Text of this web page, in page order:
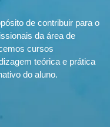
de contribuir para o
da área de
cursos
teórica e prática
do aluno.